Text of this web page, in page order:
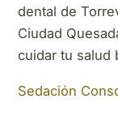
dental de
Ciudad
cuidar tu salud
Sedación